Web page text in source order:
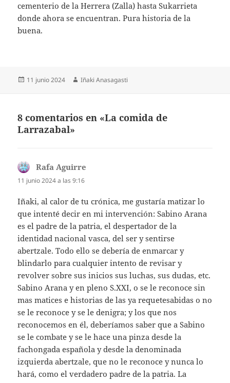
cementerio de la Herrera (Zalla) hasta Sukarrieta
donde ahora se encuentran. Pura historia de la
buena.
Publicado
11 junio 2024 Autor
Iñaki Anasagasti
8 comentarios en «La comida de
Larrazabal»
Rafa Aguirre
11 junio 2024 a las 9:16
Iñaki, al calor de tu crónica, me gustaría matizar lo
que intenté decir en mi intervención: Sabino Arana
es el padre de la patria, el despertador de la
identidad nacional vasca, del ser y sentirse
abertzale. Todo ello se debería de enmarcar y
blindarlo para cualquier intento de revisar y
revolver sobre sus inicios sus luchas, sus dudas, etc.
Sabino Arana y en pleno S.XXI, o se le reconoce sin
mas matices e historias de las ya requetesabidas o no
se le reconoce y se le denigra; y los que nos
reconocemos en él, deberíamos saber que a Sabino
se le combate y se le hace una pinza desde la
fachongada española y desde la denominada
izquierda abertzale, que no le reconoce y nunca lo
hará, como el verdadero padre de la patria. La